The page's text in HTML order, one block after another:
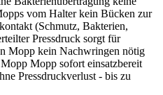
vom Halter kein Bücken zur
(Schmutz, Bakterien,
Pressdruck sorgt für
Mopp kein Nachwringen nötig
Mopp sofort einsatzbereit
Pressdruckverlust - bis zu